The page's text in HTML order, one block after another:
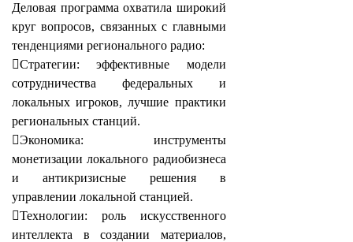
Деловая программа охватила широкий
круг вопросов, связанных с главными
тенденциями регионального радио:
Стратегии: эффективные модели
сотрудничества федеральных и
локальных игроков, лучшие практики
региональных станций.
Экономика: инструменты
монетизации локального радиобизнеса
и антикризисные решения в
управлении локальной станцией.
Технологии: роль искусственного
интеллекта в создании материалов,